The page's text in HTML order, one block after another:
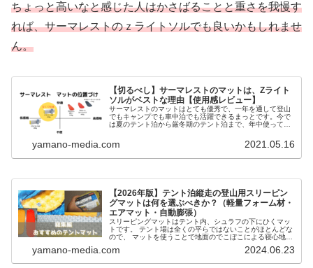
ちょっと高いなと感じた人はかさばることと重さを我慢す
れば、サーマレストのｚライトソルでも良いかもしれませ
ん。
【切るべし】サーマレストのマットは、Zライト
ソルがベストな理由【使用感レビュー】
サーマレストのマットはとても優秀で、一年を通して登山
でもキャンプでも車中泊でも活躍できるまっとです。今で
は夏のテント泊から厳冬期のテント泊まで、年中使ってい
yamano-media.com 2021.05.16
【2026年版】テント泊縦走の登山用スリーピン
グマットは何を選ぶべきか？（軽量フォーム材・
エアマット・自動膨張）
スリーピングマットはテント内、シュラフの下にひくマッ
トです。 テント場は全くの平らではないことがほとんどな
ので、 マットを使うことで地面のでこぼこによる寝心地の
えると、十分な睡眠がとれずに...
yamano-media.com 2024.06.23